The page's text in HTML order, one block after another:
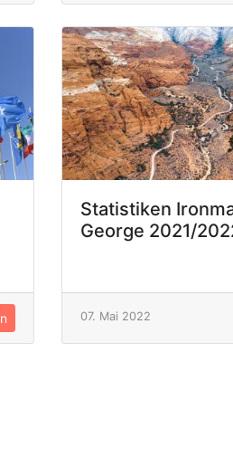
Statistiken
George 2021/
07. Mai 2022